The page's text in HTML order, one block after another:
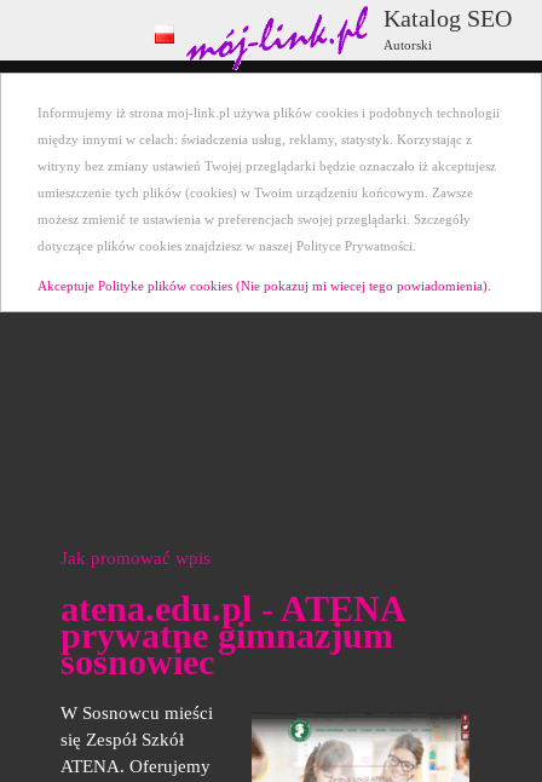
Informujemy iż strona moj-link.pl używa plików cookies i podobnych technologii
między innymi w celach: świadczenia usług, reklamy, statystyk. Korzystając z
witryny bez zmiany ustawień Twojej przeglądarki będzie oznaczało iż akceptujesz
umieszczenie tych plików (cookies) w Twoim urządzeniu końcowym. Zawsze
możesz zmienić te ustawienia w preferencjach swojej przeglądarki. Szczegóły
dotyczące plików cookies znajdziesz w naszej Polityce Prywatności.
Akceptuje Polityke plików cookies (Nie pokazuj mi wiecej tego powiadomienia).
Katalog SEO
Autorski
Ostatnio dodane
Kontakt
Jak promować wpis
atena.edu.pl - ATENA
prywatne gimnazjum
sosnowiec
W Sosnowcu mieści
się Zespół Szkół
ATENA. Oferujemy